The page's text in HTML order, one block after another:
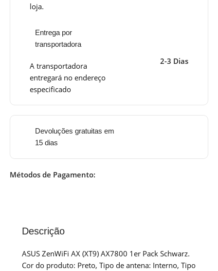
loja.
Entrega por
transportadora
A transportadora
entregará no endereço
especificado
2-3 Dias
Devoluções gratuitas em
15 dias
Métodos de Pagamento:
Descrição
ASUS ZenWiFi AX (XT9) AX7800 1er Pack Schwarz.
Cor do produto: Preto, Tipo de antena: Interno, Tipo